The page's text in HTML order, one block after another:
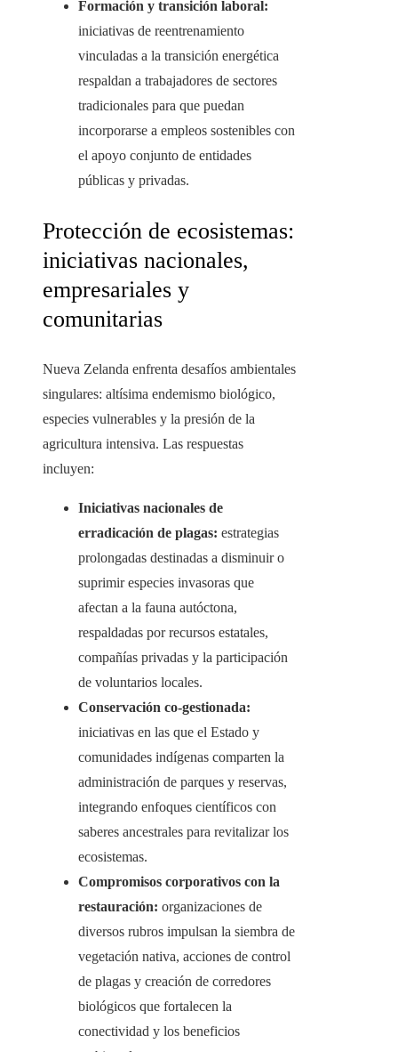
Formación y transición laboral:
iniciativas de reentrenamiento
vinculadas a la transición energética
respaldan a trabajadores de sectores
tradicionales para que puedan
incorporarse a empleos sostenibles con
el apoyo conjunto de entidades
públicas y privadas.
Protección de ecosistemas:
iniciativas nacionales,
empresariales y
comunitarias
Nueva Zelanda enfrenta desafíos ambientales
singulares: altísima endemismo biológico,
especies vulnerables y la presión de la
agricultura intensiva. Las respuestas
incluyen:
Iniciativas nacionales de
erradicación de plagas: estrategias
prolongadas destinadas a disminuir o
suprimir especies invasoras que
afectan a la fauna autóctona,
respaldadas por recursos estatales,
compañías privadas y la participación
de voluntarios locales.
Conservación co-gestionada:
iniciativas en las que el Estado y
comunidades indígenas comparten la
administración de parques y reservas,
integrando enfoques científicos con
saberes ancestrales para revitalizar los
ecosistemas.
Compromisos corporativos con la
restauración: organizaciones de
diversos rubros impulsan la siembra de
vegetación nativa, acciones de control
de plagas y creación de corredores
biológicos que fortalecen la
conectividad y los beneficios